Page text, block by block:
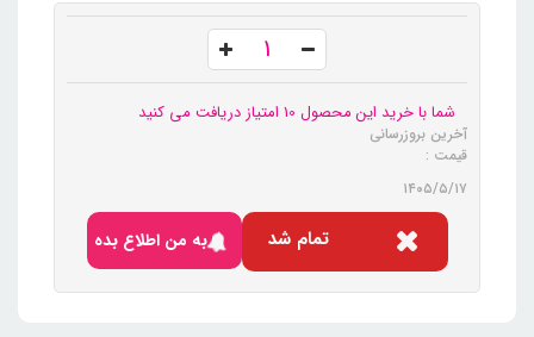
شما با خرید این محصول 10 امتیاز دریافت می کنید
آخرین بروزرسانی
قیمت :
۱۴۰۵/۵/۱۷
تمام شد به من اطلاع بده